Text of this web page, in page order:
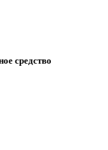
средство